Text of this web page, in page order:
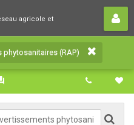
agricole et
(RAP)
réseau agricole et
phytosanitaires (RAP)